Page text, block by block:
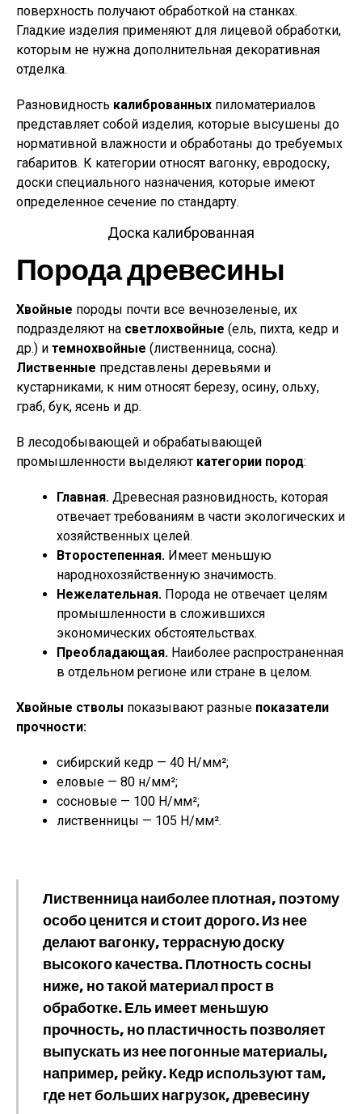
поверхность получают обработкой на станках.
Гладкие изделия применяют для лицевой обработки,
которым не нужна дополнительная декоративная
отделка.
Разновидность калиброванных пиломатериалов
представляет собой изделия, которые высушены до
нормативной влажности и обработаны до требуемых
габаритов. К категории относят вагонку, евродоску,
доски специального назначения, которые имеют
определенное сечение по стандарту.
Доска калиброванная
Порода древесины
Хвойные породы почти все вечнозеленые, их
подразделяют на светлохвойные (ель, пихта, кедр и
др.) и темнохвойные (лиственница, сосна).
Лиственные представлены деревьями и
кустарниками, к ним относят березу, осину, ольху,
граб, бук, ясень и др.
В лесодобывающей и обрабатывающей
промышленности выделяют категории пород:
Главная. Древесная разновидность, которая
отвечает требованиям в части экологических и
хозяйственных целей.
Второстепенная. Имеет меньшую
народнохозяйственную значимость.
Нежелательная. Порода не отвечает целям
промышленности в сложившихся
экономических обстоятельствах.
Преобладающая. Наиболее распространенная
в отдельном регионе или стране в целом.
Хвойные стволы показывают разные показатели
прочности:
сибирский кедр — 40 Н/мм²;
еловые — 80 н/мм²;
сосновые — 100 Н/мм²;
лиственницы — 105 Н/мм².
Лиственницанаиболее плотная, поэтому
особо ценится и стоит дорого. Из нее
делают вагонку, террасную доску
высокого качества. Плотностьсосны
ниже, но такой материал прост в
обработке.Ельимеет меньшую
прочность, но пластичность позволяет
выпускать из нее погонные материалы,
например, рейку.Кедриспользуют там,
где нет больших нагрузок, древесину